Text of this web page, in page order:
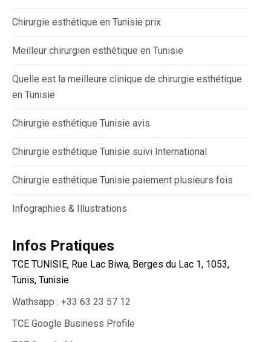
Chirurgie esthétique en Tunisie prix
Meilleur chirurgien esthétique en Tunisie
Quelle est la meilleure clinique de chirurgie esthétique
en Tunisie
Chirurgie esthétique Tunisie avis
Chirurgie esthétique Tunisie suivi International
Chirurgie esthétique Tunisie paiement plusieurs fois
Infographies & Illustrations
Infos Pratiques
TCE TUNISIE, Rue Lac Biwa, Berges du Lac 1, 1053,
Tunis, Tunisie
Wathsapp : +33 63 23 57 12
TCE Google Business Profile